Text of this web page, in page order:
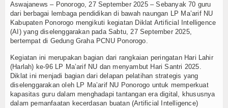
Fiqih
Tasawuf
Kisah Hikmah
Tokoh
Aswajanews – Ponorogo, 27 September 2025 – Sebanyak 70 guru
dari berbagai lembaga pendidikan di bawah naungan LP Ma’arif NU
Kabupaten Ponorogo mengikuti kegiatan Diklat Artificial Intelligence
(AI) yang diselenggarakan pada Sabtu, 27 September 2025,
bertempat di Gedung Graha PCNU Ponorogo.
Kegiatan ini merupakan bagian dari rangkaian peringatan Hari Lahir
(Harlah) ke-96 LP Ma’arif NU dan menyambut Hari Santri 2025.
Diklat ini menjadi bagian dari delapan pelatihan strategis yang
diselenggarakan oleh LP Ma’arif NU Ponorogo untuk memperkuat
kapasitas guru dalam menghadapi tantangan era digital, khususnya
dalam pemanfaatan kecerdasan buatan (Artificial Intelligence)